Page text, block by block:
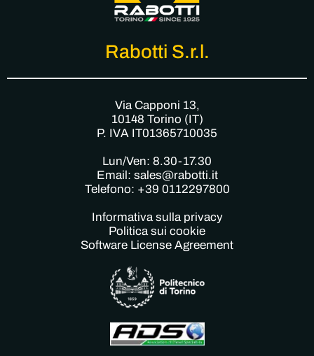
Rabotti S.r.l.
Via Capponi 13,
10148 Torino (IT)
P. IVA IT01365710035
Lun/Ven: 8.30-17.30
Email: sales@rabotti.it
Telefono: +39 0112297800
Informativa sulla privacy
Politica sui cookie
Software License Agreement